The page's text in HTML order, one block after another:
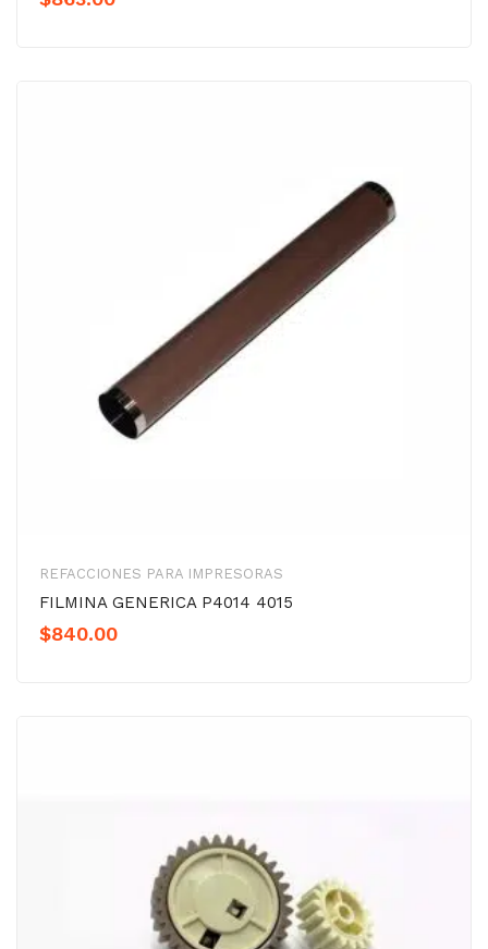
REFACCIONES PARA IMPRESORAS
FILMINA GENERICA P4014 4015
$840.00